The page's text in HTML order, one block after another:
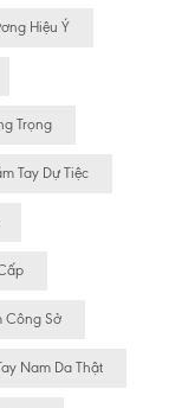
Hiệu Ý
Trọng
Tay Dự Tiệc
Công Sở
Nam Da Thật